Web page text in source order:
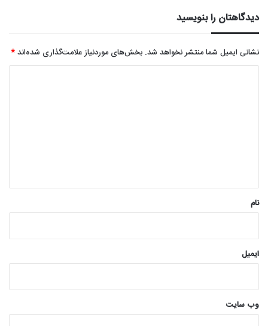
دیدگاهتان را بنویسید
نشانی ایمیل شما منتشر نخواهد شد. بخش‌های موردنیاز علامت‌گذاری شده‌اند*
نام
ایمیل
وب‌ سایت